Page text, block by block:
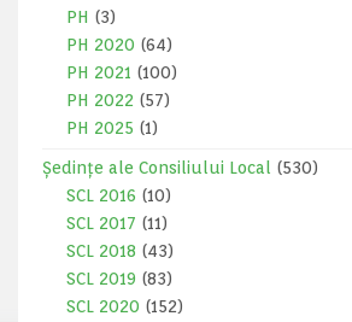
PH (3)
PH 2020 (64)
PH 2021 (100)
PH 2022 (57)
PH 2025 (1)
Ședințe ale Consiliului Local
(530)
SCL 2016 (10)
SCL 2017 (11)
SCL 2018 (43)
SCL 2019 (83)
SCL 2020 (152)